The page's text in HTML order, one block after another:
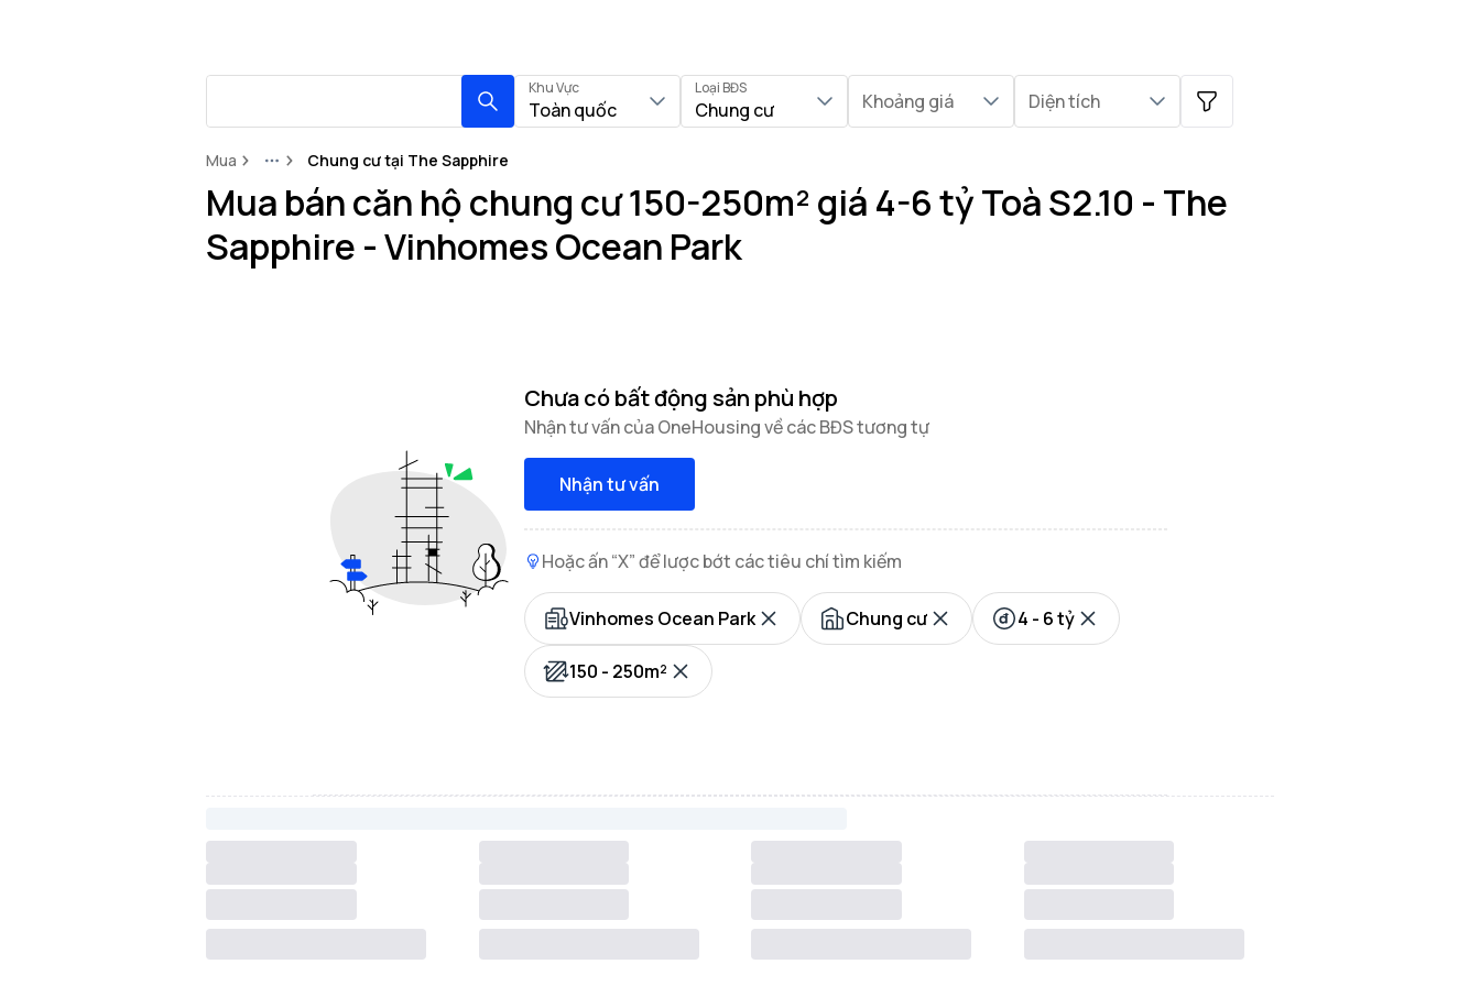
Khu Vực
Toàn quốc
Loại BĐS
Chung cư Khoảng giá Diện tích
Mua MoreChung cư tại The Sapphire
Mua bán căn hộ chung cư 150-250m² giá 4-6 tỷ Toà S2.10 - The
Sapphire - Vinhomes Ocean Park
Chưa có bất động sản phù hợp
Nhận tư vấn của OneHousing về các BĐS tương tự
Nhận tư vấn
Hoặc ấn “X” để lược bớt các tiêu chí tìm kiếm
Vinhomes Ocean Park Chung cư 4 - 6 tỷ
150 - 250m²